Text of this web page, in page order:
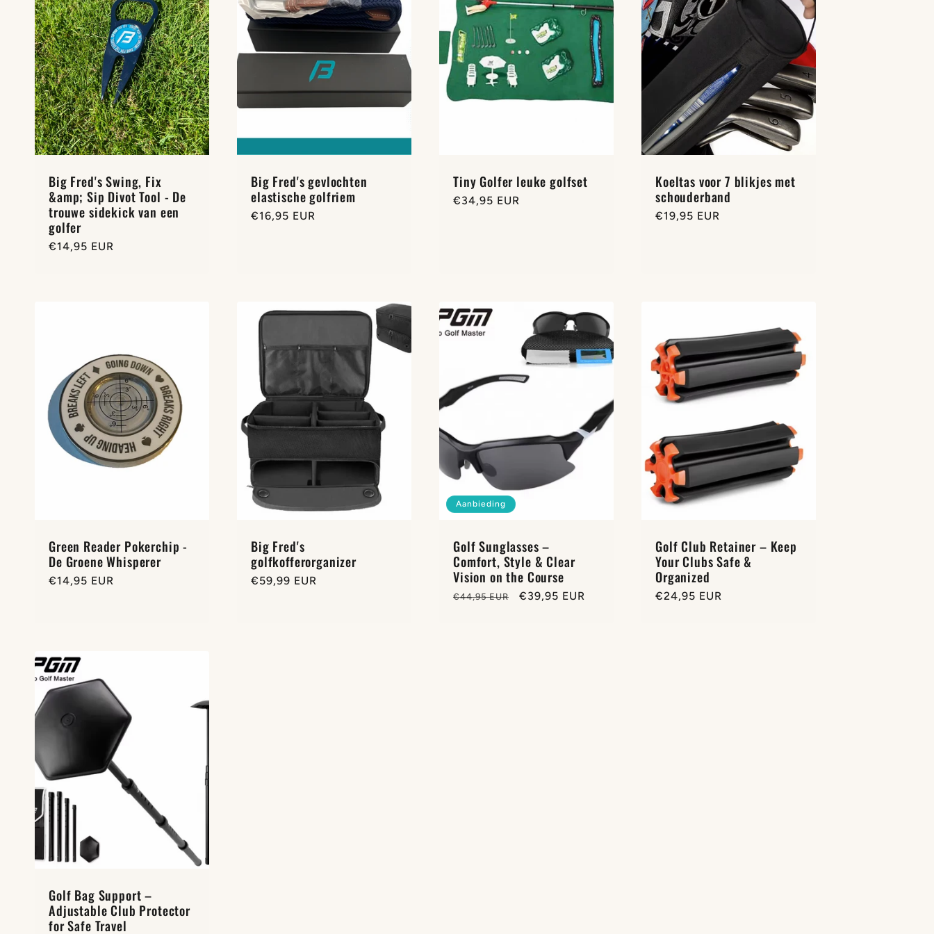
c
t
i
eBig Fred's Swing, Fix
&amp; Sip Divot Tool - De
trouwe sidekick van een
golfer
Normale
€14,95 EUR
Big Fred's gevlochten
elastische golfriem
Normale
€16,95 EUR
Tiny Golfer leuke golfset
Normale
€34,95 EUR
Koeltas voor 7 blikjes met
schouderband
Normale
€19,95 EUR
Green Reader Pokerchip -
De Groene Whisperer
Normale
€14,95 EUR
Big Fred's
golfkofferorganizer
Normale
€59,99 EUR
Aanbieding
Golf Sunglasses –
Comfort, Style & Clear
Vision on the Course
Normale
€44,95 EUR Aanbiedingsprijs
€39,95 EUR
Golf Club Retainer – Keep
Your Clubs Safe &
Organized
Normale
€24,95 EUR
Golf Bag Support –
Adjustable Club Protector
for Safe Travel